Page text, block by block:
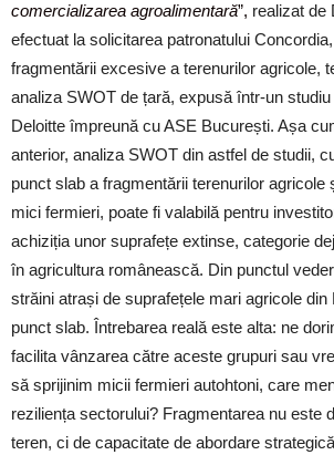
comercializarea agroalimentară”, realizat de
efectuat la solicitarea patronatului
fragmentării excesive a terenurilor agricole,
analiza SWOT de țară, expusă într-un
Deloitte împreună cu ASE București. Așa
anterior, analiza SWOT din astfel de studii,
punct slab a fragmentării terenurilor agricole
mici fermieri, poate fi valabilă pentru
achiziția unor suprafețe extinse, categorie
în agricultura românească. Din punctul
străini atrași de suprafețele mari agricole din
punct slab. Întrebarea reală este alta: ne
facilita vânzarea către aceste grupuri sau
să sprijinim micii fermieri autohtoni, care
reziliența sectorului? Fragmentarea nu este
teren, ci de capacitate de abordare